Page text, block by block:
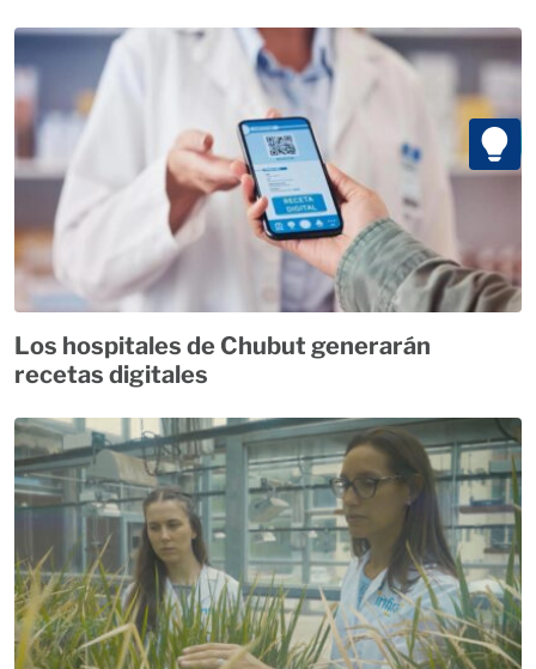
Los hospitales de Chubut generarán
recetas digitales